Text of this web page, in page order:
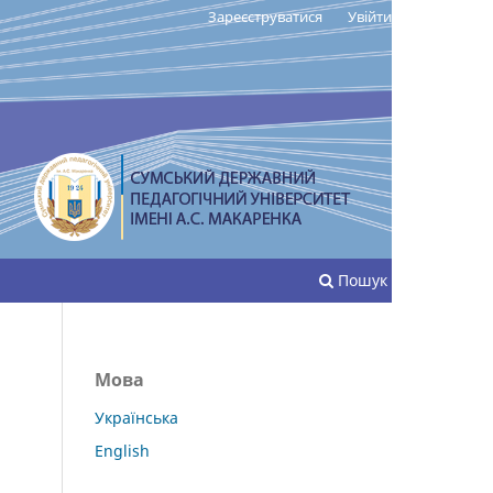
Пошук
Зареєструватися Увійти
Мова
Українська
English